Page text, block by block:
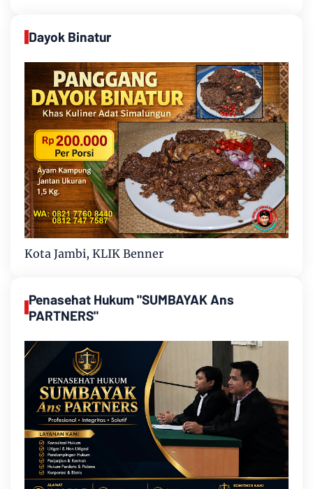
Dayok Binatur
Kota Jambi, KLIK Benner
Penasehat Hukum "SUMBAYAK Ans
PARTNERS"